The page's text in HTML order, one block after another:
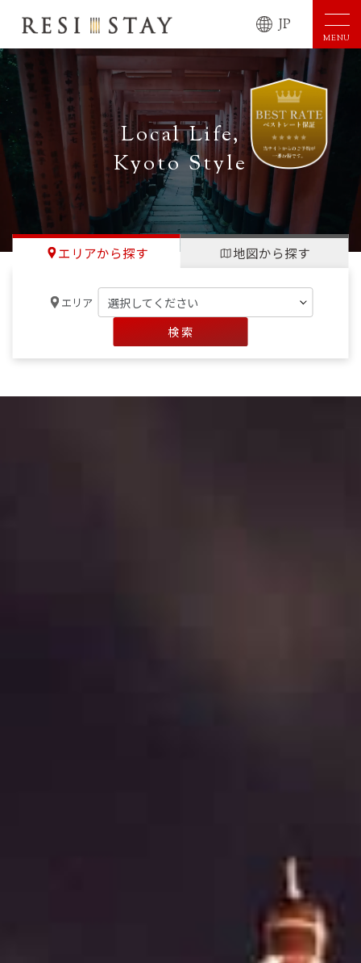
JP
MENU
Local Life,
Kyoto Style
エリアから探す 地図から探す
エリア
検 索